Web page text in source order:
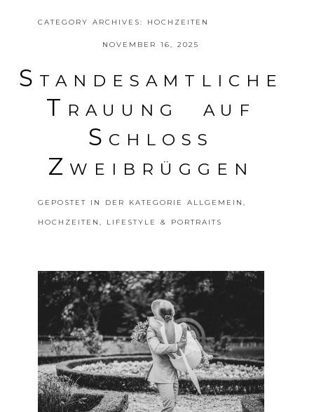
CATEGORY ARCHIVES: HOCHZEITEN
NOVEMBER 16, 2025
Standesamtliche
Trauung auf
Schloss
Zweibrüggen
GEPOSTET IN DER KATEGORIE ALLGEMEIN ,
HOCHZEITEN , LIFESTYLE & PORTRAITS